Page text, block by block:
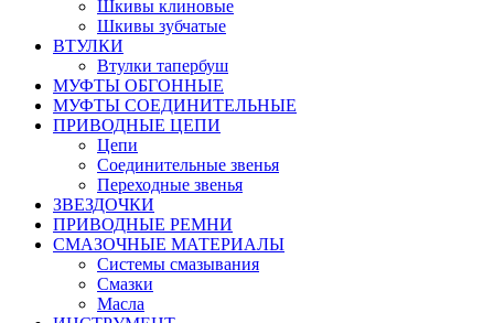
Шкивы клиновые
Шкивы зубчатые
ВТУЛКИ
Втулки тапербуш
МУФТЫ ОБГОННЫЕ
МУФТЫ СОЕДИНИТЕЛЬНЫЕ
ПРИВОДНЫЕ ЦЕПИ
Цепи
Соединительные звенья
Переходные звенья
ЗВЕЗДОЧКИ
ПРИВОДНЫЕ РЕМНИ
СМАЗОЧНЫЕ МАТЕРИАЛЫ
Системы смазывания
Смазки
Масла